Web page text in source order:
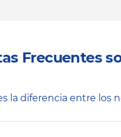
Frecuentes
la diferencia entre los